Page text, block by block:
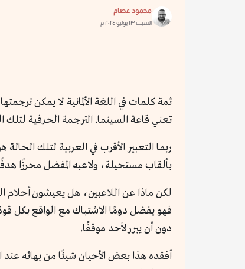
محمود عصام
السبت ١٣ يوليو ٢٠٢٤ م
ثمة كلمات في اللغة الألمانية لا يمكن
تعني قاعة السينما. الترجمة الحرفية
ربما التعبير الأقرب في العربية لتلك
بألقاب مستحيلة، ولاعبه المفضل محرزًا
لكن ماذا عن اللاعبين، هل يعيشون أحلام
فهو يفضل دومًا الاشتباك مع الواقع بكل قوة
دون أن يبرر لأحد موقفًا.
أفقده هذا بعض الأحيان شيئًا من بهائه